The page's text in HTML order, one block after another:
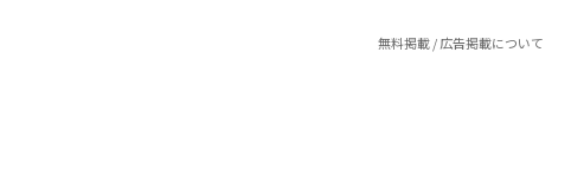
無料掲載 / 広告掲載について